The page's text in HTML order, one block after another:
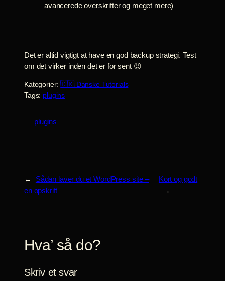
avancerede overskrifter og meget mere)
Det er altid vigtigt at have en god backup strategi. Test
om det virker inden det er for sent 😉
Kategorier:🇩🇰 Danske Tutorials
Tags: plugins
plugins
←
Sådan laver du et WordPress site –
en opskrift
Kort og godt
→
Hva’ så do?
Skriv et svar